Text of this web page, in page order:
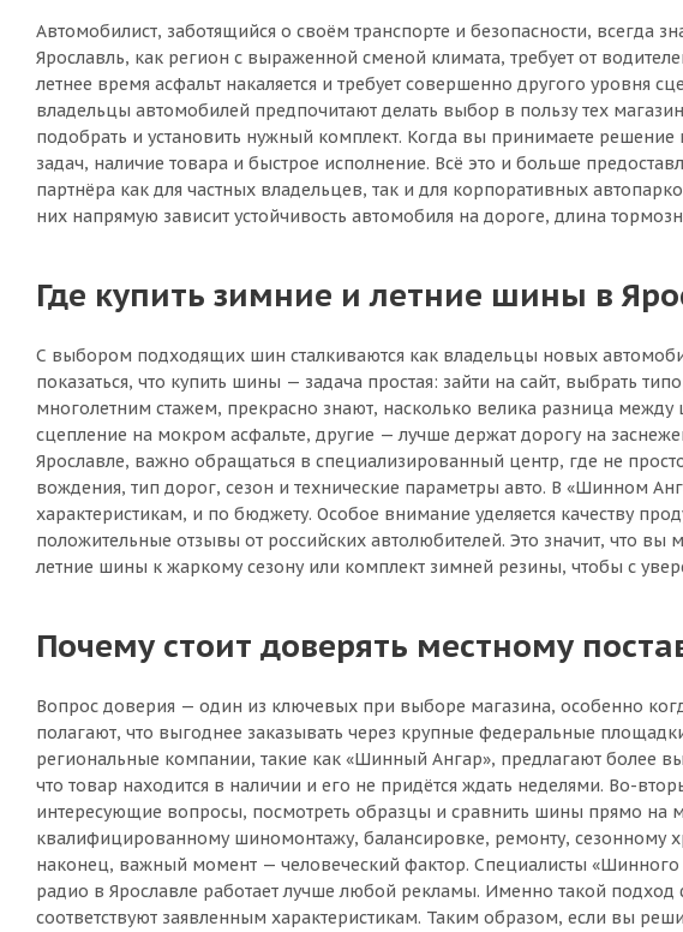
Автомобилист, заботящийся о своём транспорте и безопасности, всегда
Ярославль, как регион с выраженной сменой климата, требует от
летнее время асфальт накаляется и требует совершенно другого
владельцы автомобилей предпочитают делать выбор в пользу тех
подобрать и установить нужный комплект. Когда вы принимаете
задач, наличие товара и быстрое исполнение. Всё это и больше
партнёра как для частных владельцев, так и для корпоративных
них напрямую зависит устойчивость автомобиля на дороге, длина
Где купить зимние и летние шины в
С выбором подходящих шин сталкиваются как владельцы новых
показаться, что купить шины — задача простая: зайти на сайт, выбрать
многолетним стажем, прекрасно знают, насколько велика разница
сцепление на мокром асфальте, другие — лучше держат дорогу на
Ярославле, важно обращаться в специализированный центр, где не
вождения, тип дорог, сезон и технические параметры авто. В «Шинном
характеристикам, и по бюджету. Особое внимание уделяется качеству
положительные отзывы от российских автолюбителей. Это значит, что
летние шины к жаркому сезону или комплект зимней резины, чтобы с
Почему стоит доверять местному
Вопрос доверия — один из ключевых при выборе магазина, особенно
полагают, что выгоднее заказывать через крупные федеральные
региональные компании, такие как «Шинный Ангар», предлагают более
что товар находится в наличии и его не придётся ждать неделями. Во-
интересующие вопросы, посмотреть образцы и сравнить шины прямо на
квалифицированному шиномонтажу, балансировке, ремонту, сезонному
наконец, важный момент — человеческий фактор. Специалисты «Шинного
радио в Ярославле работает лучше любой рекламы. Именно такой
соответствуют заявленным характеристикам. Таким образом, если вы